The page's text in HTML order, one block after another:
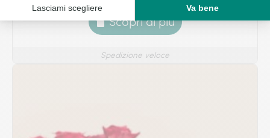
Scopri di più
Spedizione veloce